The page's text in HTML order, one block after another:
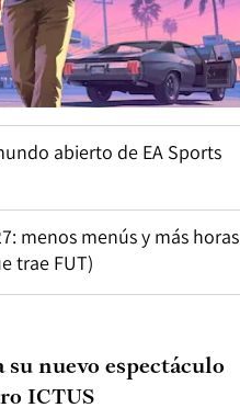
abierto de EA Sports
menos menús y más horas
trae FUT)
nuevo espectáculo
ICTUS